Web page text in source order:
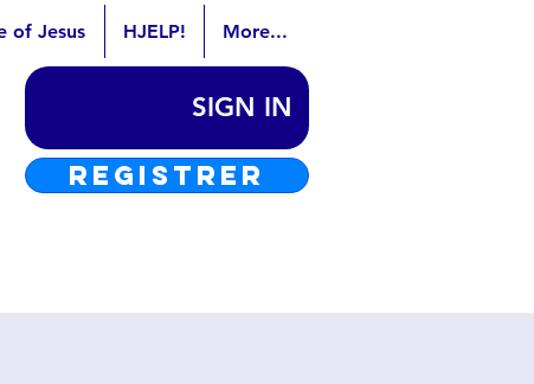
of Jesus HJELP! More...
SIGN IN
REGISTRER